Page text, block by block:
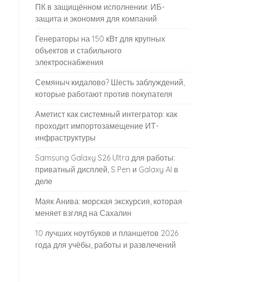
ПК в защищённом исполнении: ИБ-
защита и экономия для компаний
Генераторы на 150 кВт для крупных
объектов и стабильного
электроснабжения
Семяныч кидалово? Шесть заблуждений,
которые работают против покупателя
Аметист как системный интегратор: как
проходит импортозамещение ИТ-
инфраструктуры
Samsung Galaxy S26 Ultra для работы:
приватный дисплей, S Pen и Galaxy AI в
деле
Маяк Анива: морская экскурсия, которая
меняет взгляд на Сахалин
10 лучших ноутбуков и планшетов 2026
года для учёбы, работы и развлечений